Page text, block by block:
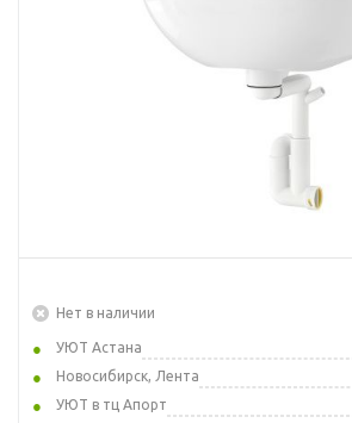
Нет в наличии
УЮТ Астана
Новосибирск, Лента
УЮТ в тц Апорт